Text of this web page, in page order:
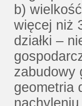
b)
więcej niż
działki –
zabudowy
geometria